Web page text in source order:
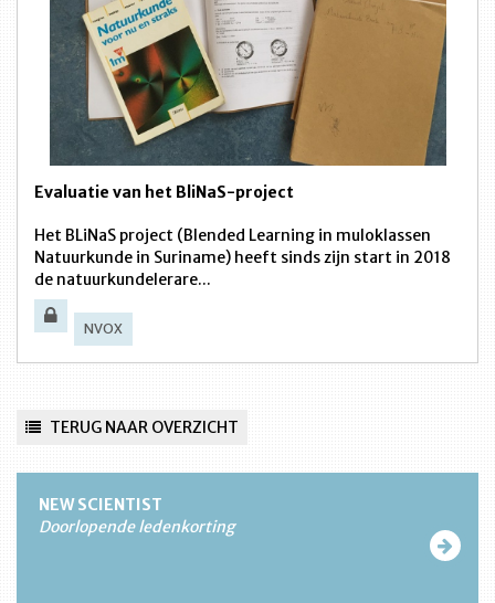
Evaluatie van het BliNaS-project
Het BLiNaS project (Blended Learning in muloklassen
Natuurkunde in Suriname) heeft sinds zijn start in 2018
de natuurkundelerare...
NVOX
TERUG NAAR OVERZICHT
NEW SCIENTIST
Doorlopende ledenkorting